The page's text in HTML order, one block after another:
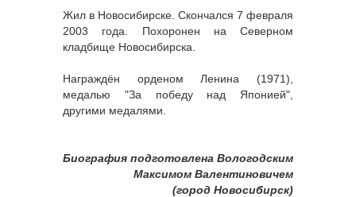
Жил в Новосибирске. Скончался 7 февраля
2003 года. Похоронен на Северном
кладбище Новосибирска.
Награждён орденом Ленина (1971),
медалью "За победу над Японией",
другими медалями.
Биография подготовлена Вологодским
Максимом Валентиновичем
(город Новосибирск)